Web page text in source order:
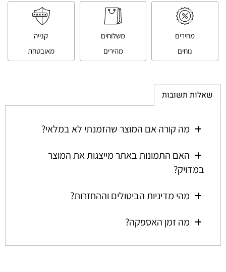
מחירים
נוחים
משלוחים
מהירים
קנייה
מאובטחת
שאלות תשובות
מה קורה אם המוצר שהזמנתי לא במלאי?
האם התמונות באתר מייצגות את המוצר
במדויק?
מהי מדיניות הביטולים וההחזרות?
מה זמן האספקה?